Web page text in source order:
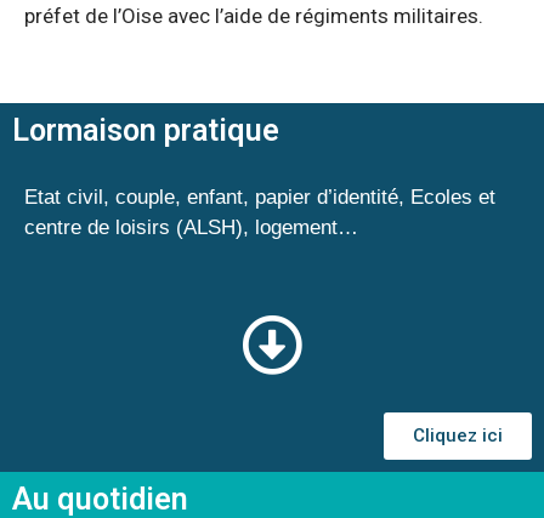
préfet de l’Oise avec l’aide de régiments militaires.
Lormaison pratique
Etat civil, couple, enfant, papier d’identité, Ecoles et
centre de loisirs (ALSH), logement…
Cliquez ici
Au quotidien